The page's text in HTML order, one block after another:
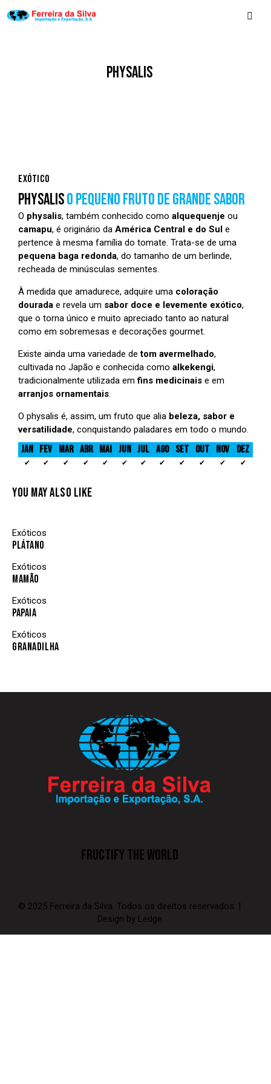
PHYSALIS
EXÓTICO
PHYSALISO PEQUENO FRUTO DE GRANDE SABOR
O physalis, também conhecido como alquequenje ou
camapu, é originário da América Central e do Sul e
pertence à mesma família do tomate. Trata-se de uma
pequena baga redonda, do tamanho de um berlinde,
recheada de minúsculas sementes.
À medida que amadurece, adquire uma coloração
dourada e revela um sabor doce e levemente exótico,
que o torna único e muito apreciado tanto ao natural
como em sobremesas e decorações gourmet.
Existe ainda uma variedade detom avermelhado,
cultivada no Japão e conhecida como alkekengi,
tradicionalmente utilizada emfins medicinais e em
arranjos ornamentais.
O physalis é, assim, um fruto que alia beleza, sabor e
versatilidade, conquistando paladares em todo o mundo.
JAN FEV MAR ABR MAI JUN JUL AGO SET OUT NOV DEZ
✔ ✔ ✔ ✔ ✔ ✔ ✔ ✔ ✔ ✔ ✔ ✔
YOU MAY ALSO LIKE
Exóticos
PLÁTANO
Exóticos
MAMÃO
Exóticos
PAPAIA
Exóticos
GRANADILHA
FRUCTIFY THE WORLD
© 2025 Ferreira da Silva. Todos os direitos reservados. |
Design by Ledge